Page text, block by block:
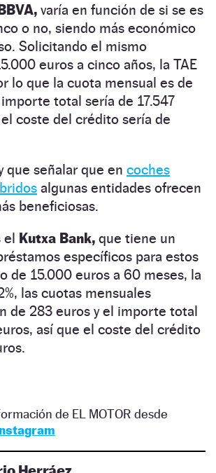
varía en función de si se es
o no, siendo más económico
Solicitando el mismo
euros a cinco años, la TAE
lo que la cuota mensual es de
total sería de 17.547
coste del crédito sería de
que señalar que en coches
algunas entidades ofrecen
beneficiosas.
el Kutxa Bank, que tiene un
específicos para estos
de 15.000 euros a 60 meses, la
las cuotas mensuales
de 283 euros y el importe total
así que el coste del crédito
de EL MOTOR desde